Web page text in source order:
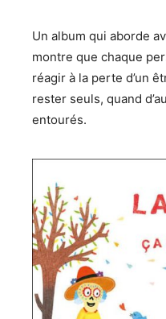
Un album qui aborde
montre que chaque
réagir à la perte d’un
rester seuls, quand
entourés.